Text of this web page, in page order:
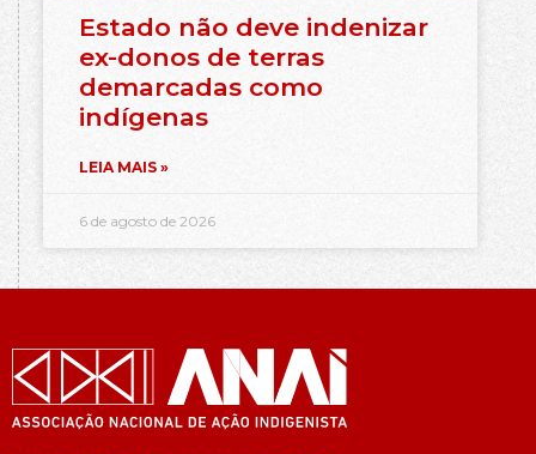
Estado não deve indenizar
ex-donos de terras
demarcadas como
indígenas
LEIA MAIS »
6 de agosto de 2026